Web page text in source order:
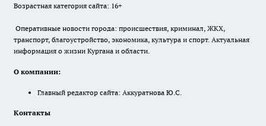
Возрастная категория сайта: 16+
Оперативные новости города: происшествия, криминал, ЖКХ,
транспорт, благоустройство, экономика, культура и спорт. Актуальная
информация о жизни Кургана и области.
О компании:
Главный редактор сайта: Аккуратнова Ю.С.
Контакты